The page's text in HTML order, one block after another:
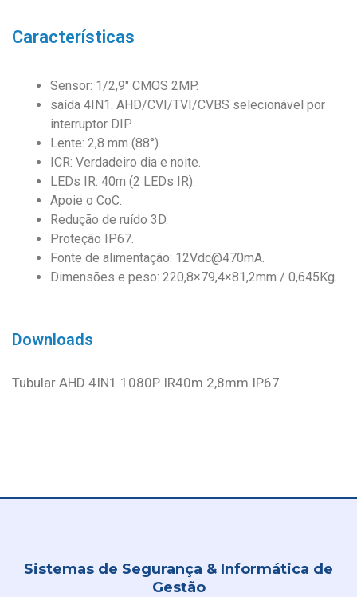
Características
Sensor: 1/2,9″ CMOS 2MP.
saída 4IN1. AHD/CVI/TVI/CVBS selecionável por
interruptor DIP.
Lente: 2,8 mm (88°).
ICR: Verdadeiro dia e noite.
LEDs IR: 40m (2 LEDs IR).
Apoie o CoC.
Redução de ruído 3D.
Proteção IP67.
Fonte de alimentação: 12Vdc@470mA.
Dimensões e peso: 220,8×79,4×81,2mm / 0,645Kg.
Downloads
Tubular AHD 4IN1 1080P IR40m 2,8mm IP67
Sistemas de Segurança & Informática de
Gestão